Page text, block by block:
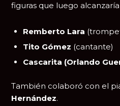
figuras que luego
Remberto Lara
Tito Gómez (cantante)
Cascarita (Orlando
También colaboró con el
Hernández.